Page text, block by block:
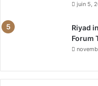
juin 5,
Riyad
Forum